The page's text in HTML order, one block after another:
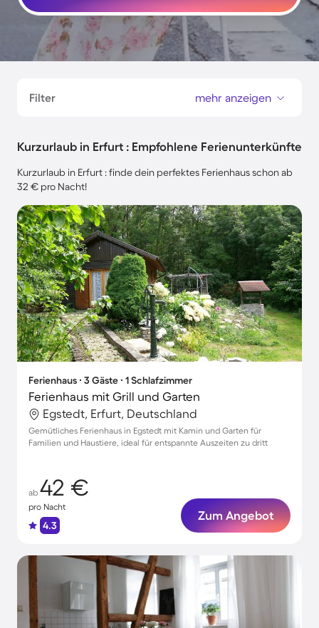
Filter mehr anzeigen
Kurzurlaub in Erfurt : Empfohlene Ferienunterkünfte
Kurzurlaub in Erfurt : finde dein perfektes Ferienhaus schon ab
32 € pro Nacht!
Ferienhaus ∙ 3 Gäste ∙ 1 Schlafzimmer
Ferienhaus mit Grill und Garten
Egstedt, Erfurt, Deutschland
Gemütliches Ferienhaus in Egstedt mit Kamin und Garten für
Familien und Haustiere, ideal für entspannte Auszeiten zu dritt
ab 42 €
pro Nacht
4.3
Zum Angebot